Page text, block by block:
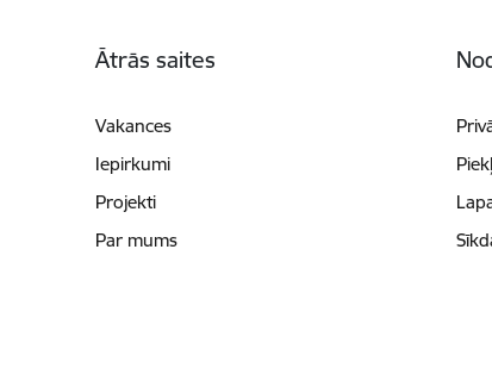
Ātrās saites
Vakances
Iepirkumi
Projekti
Par mums